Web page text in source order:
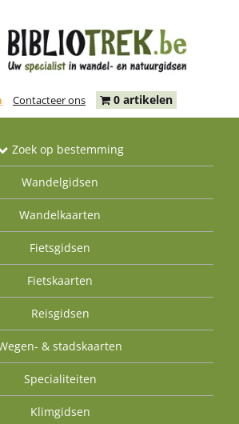
Contacteer ons 0 artikelen
Zoek op bestemming
Wandelgidsen
Wandelkaarten
Fietsgidsen
Fietskaarten
Reisgidsen
& stadskaarten
Specialiteiten
Klimgidsen